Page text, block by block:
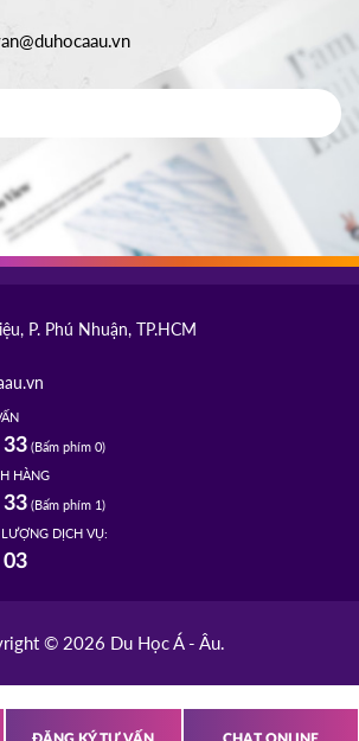
P. Phú Nhuận, TP.HCM
33(Bấm phím 0)
HÀNG
33(Bấm phím 1)
DỊCH VỤ:
03
© 2026 Du Học Á - Âu.